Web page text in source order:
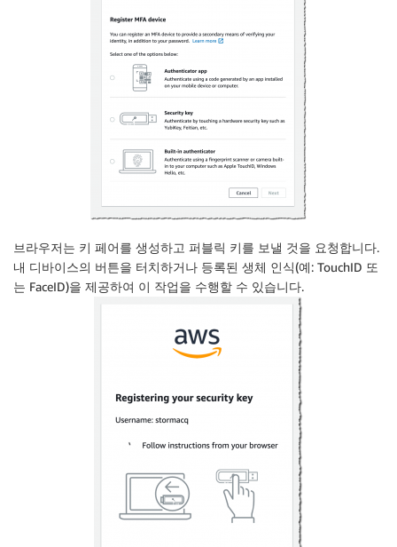
브라우저는 키 페어를 생성하고 퍼블릭 키를 보낼 것을 요청합니다.
내 디바이스의 버튼을 터치하거나 등록된 생체 인식(예: TouchID 또
는 FaceID)을 제공하여 이 작업을 수행할 수 있습니다.